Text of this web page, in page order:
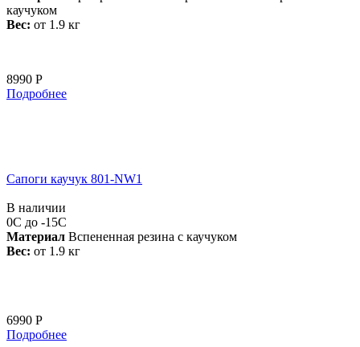
каучуком
Вес: от 1.9 кг
8990 Р
Подробнее
Сапоги каучук 801-NW1
В наличии
0С до -15С
Материал Вспененная резина с каучуком
Вес: от 1.9 кг
6990 Р
Подробнее